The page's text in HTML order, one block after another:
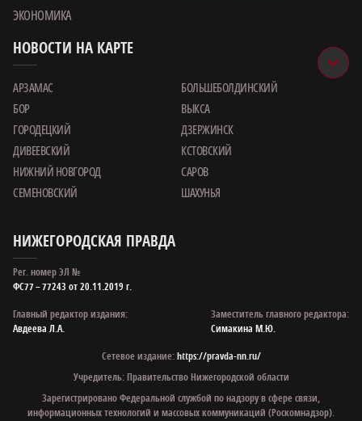
ЭКОНОМИКА
НОВОСТИ НА КАРТЕ
АРЗАМАС
БОЛЬШЕБОЛДИНСКИЙ
БОР
ВЫКСА
ГОРОДЕЦКИЙ
ДЗЕРЖИНСК
ДИВЕЕВСКИЙ
КСТОВСКИЙ
НИЖНИЙ НОВГОРОД
САРОВ
СЕМЕНОВСКИЙ
ШАХУНЬЯ
НИЖЕГОРОДСКАЯ ПРАВДА
Рег. номер ЭЛ №
ФС77 – 77243 от 20.11.2019 г.
Главный редактор издания:
Авдеева Л.А.
Заместитель главного редактора:
Симакина М.Ю.
Сетевое издание:https://pravda-nn.ru/
Учредитель: Правительство Нижегородской области
Зарегистрировано Федеральной службой по надзору в сфере связи,
информационных технологий и массовых коммуникаций (Роскомнадзор).